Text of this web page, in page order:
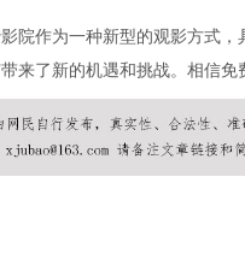
院作为一种新型的观影方式
来了新的机遇和挑战。相信